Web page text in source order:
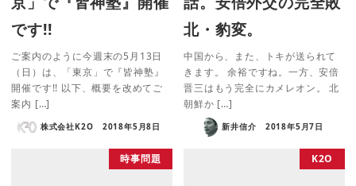
です!!
ご案内のように今週末の5月13日
（日）は、「東京」で『皆神塾』
開催です!! 以下、概要を改めてご
案内 […]
株式会社K2O 2018年5月8日
北・豹変。
中国から、また、トキが送られて
きます。 余裕ですね。一方、安倍
晋三はもう完全にカメレオン。 北
朝鮮か […]
新井信介 2018年5月7日
時事問題 K2O